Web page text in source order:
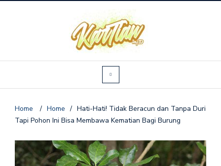
Home / Home / Hati-Hati! Tidak Beracun dan Tanpa Duri
Tapi Pohon Ini Bisa Membawa Kematian Bagi Burung